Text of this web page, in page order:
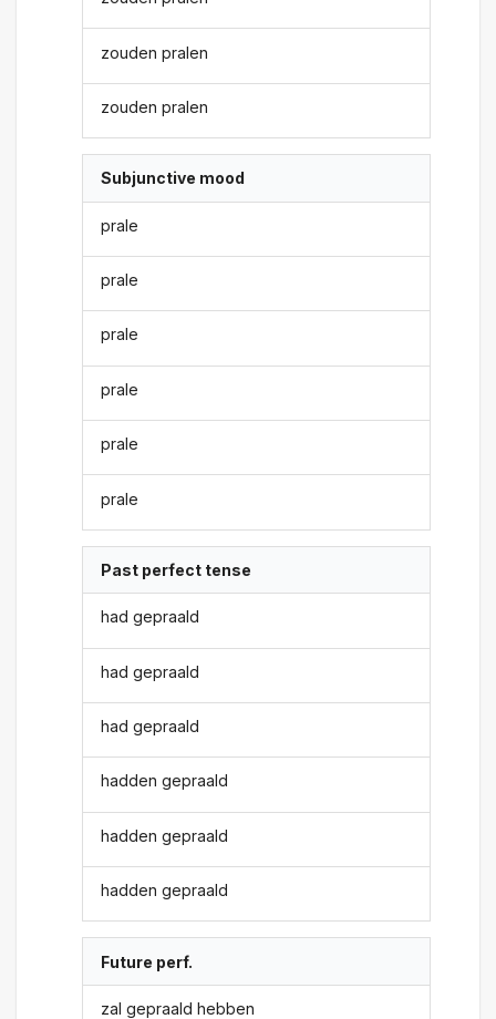
zouden pralen
zouden pralen
Subjunctive mood
prale
prale
prale
prale
prale
prale
Past perfect tense
had gepraald
had gepraald
had gepraald
hadden gepraald
hadden gepraald
hadden gepraald
Future perf.
zal gepraald hebben